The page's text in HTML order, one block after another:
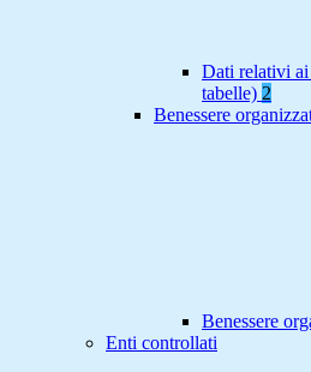
Dati relativi
tabelle) 2
Benessere
Benessere
Enti controllati